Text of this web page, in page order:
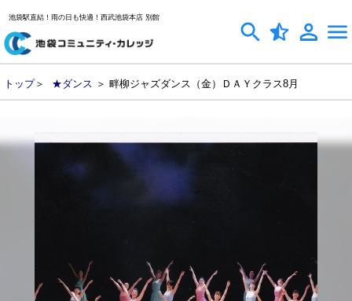
池袋駅直結！雨の日も快適！西武池袋本店 別館
トップ＞ ★ダンス ＞ 畔柳ジャズダンス（金）ＤＡＹクラス8月